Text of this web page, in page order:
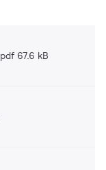
pdf 67.6 kB